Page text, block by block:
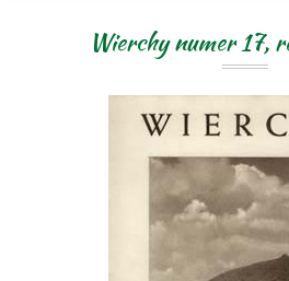
Wierchy numer 17,